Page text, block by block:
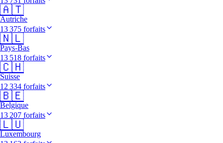
🇦🇹
Autriche
13 375 forfaits
🇳🇱
Pays-Bas
13 518 forfaits
🇨🇭
Suisse
12 334 forfaits
🇧🇪
Belgique
13 207 forfaits
🇱🇺
Luxembourg